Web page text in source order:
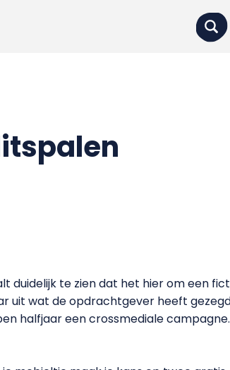
duidelijk te zien dat het hier om een
uit wat de opdrachtgever heeft
halfjaar een crossmediale campagne.